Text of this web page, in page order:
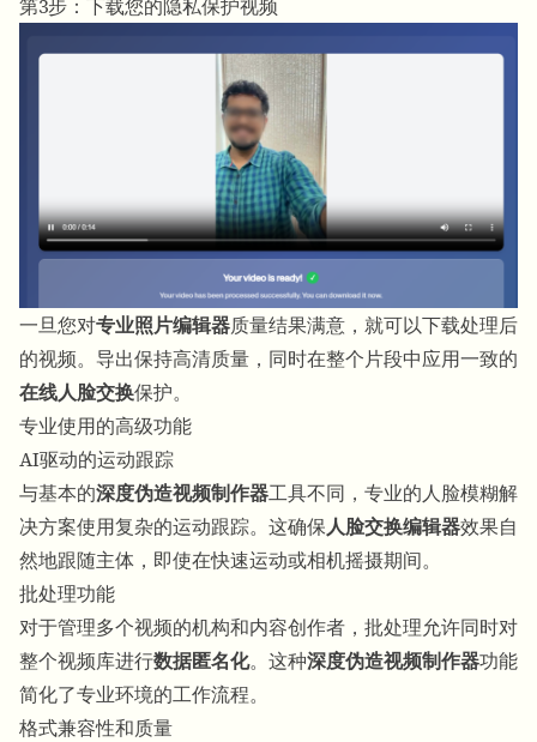
第3步：下载您的隐私保护视频
一旦您对专业照片编辑器质量结果满意，就可以下载处理后
的视频。导出保持高清质量，同时在整个片段中应用一致的
在线人脸交换保护。
专业使用的高级功能
AI驱动的运动跟踪
与基本的深度伪造视频制作器工具不同，专业的人脸模糊解
决方案使用复杂的运动跟踪。这确保人脸交换编辑器效果自
然地跟随主体，即使在快速运动或相机摇摄期间。
批处理功能
对于管理多个视频的机构和内容创作者，批处理允许同时对
整个视频库进行数据匿名化。这种深度伪造视频制作器功能
简化了专业环境的工作流程。
格式兼容性和质量